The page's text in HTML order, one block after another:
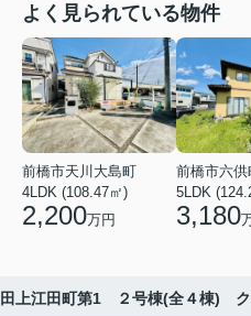
よく見られている物件
前橋市天川大島町
4LDK (108.47㎡)
2,200万円
前橋市六供
5LDK
3,180
田上江田町第1 ２号棟(全４棟)